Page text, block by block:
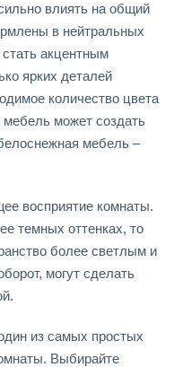
влиять на общий
в нейтральных
акцентным
ярких деталей
количество цвета
мебель может создать
мебель –
восприятие комнаты.
темных оттенках, то
более светлым и
могут сделать
из самых простых
Выбирайте